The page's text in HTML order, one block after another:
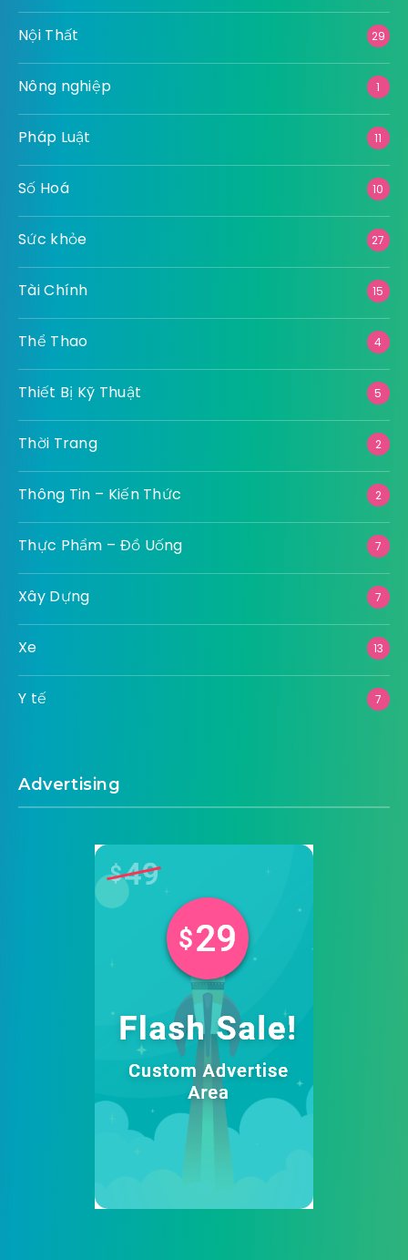
Nội Thất 29
Nông nghiệp 1
Pháp Luật 11
Số Hoá 10
Sức khỏe 27
Tài Chính 15
Thể Thao 4
Thiết Bị Kỹ Thuật 5
Thời Trang 2
Thông Tin – Kiến Thức 2
Thực Phẩm – Đồ Uống 7
Xây Dựng 7
Xe 13
Y tế 7
Advertising